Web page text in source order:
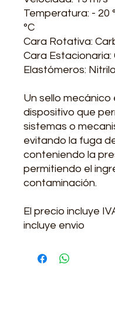
Temperatura: - 20
°C
Cara Rotativa:
Cara Estacionaria:
Elastómeros: Nitrilo
Un sello mecánico
dispositivo que
sistemas o
evitando la fuga
conteniendo la
permitiendo el
contaminación.
El precio incluye
incluye envio